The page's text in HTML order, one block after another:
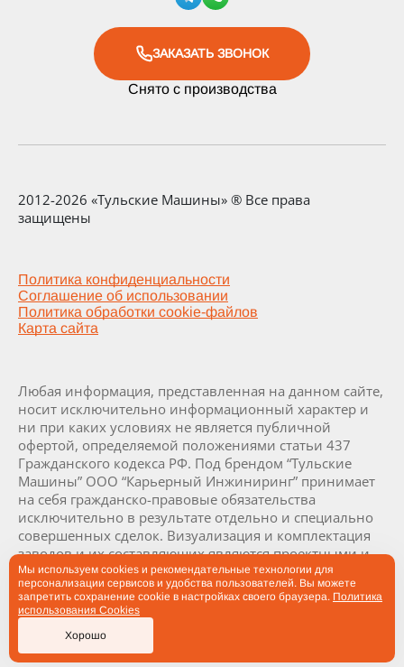
ЗАКАЗАТЬ ЗВОНОК
Снято с производства
2012-2026 «Тульские Машины» ® Все права
защищены
Политика конфиденциальности
Соглашение об использовании
Политика обработки cookie-файлов
Карта сайта
Любая информация, представленная на данном сайте,
носит исключительно информационный характер и
ни при каких условиях не является публичной
офертой, определяемой положениями статьи 437
Гражданского кодекса РФ. Под брендом “Тульские
Машины” ООО “Карьерный Инжиниринг” принимает
на себя гражданско-правовые обязательства
исключительно в результате отдельно и специально
совершенных сделок. Визуализация и комплектация
заводов и их составляющих являются проектными и
могут быть изменены в ходе производства заводов по
согласованию с заказчиком.
Создание сайта —
Мы используем cookies и рекомендательные технологии для
персонализации сервисов и удобства пользователей. Вы можете
запретить сохранение cookie в настройках своего браузера. Политика
использования Cookies
Хорошо